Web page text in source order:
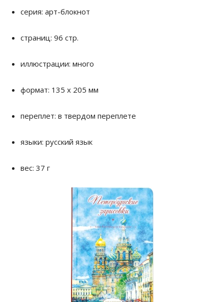
серия: арт-блокнот
страниц: 96 стр.
иллюстрации: много
формат: 135 х 205 мм
переплет: в твердом переплете
языки: русский язык
вес: 37 г